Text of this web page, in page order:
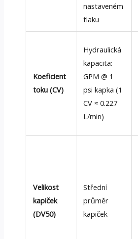
nastaveném
tlaku
Koeficient
toku (CV)
Hydraulická
kapacita:
GPM @ 1
psi kapka (1
CV ≈ 0.227
L/min)
Velikost
kapiček
(DV50)
Střední
průměr
kapiček